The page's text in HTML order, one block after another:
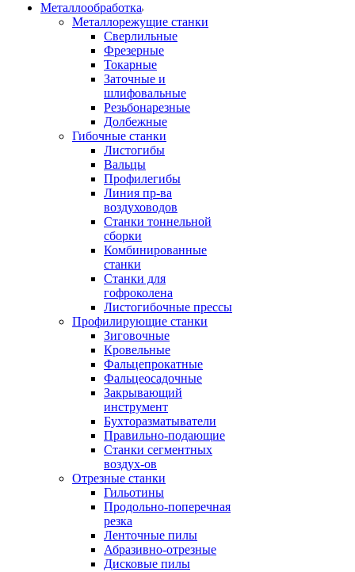
Металлообработка
Металлорежущие станки
Сверлильные
Фрезерные
Токарные
Заточные и
шлифовальные
Резьбонарезные
Долбежные
Гибочные станки
Листогибы
Вальцы
Профилегибы
Линия пр-ва
воздуховодов
Станки тоннельной
сборки
Комбинированные
станки
Станки для
гофроколена
Листогибочные прессы
Профилирующие станки
Зиговочные
Кровельные
Фальцепрокатные
Фальцеосадочные
Закрывающий
инструмент
Бухторазматыватели
Правильно-подающие
Станки сегментных
воздух-ов
Отрезные станки
Гильотины
Продольно-поперечная
резка
Ленточные пилы
Абразивно-отрезные
Дисковые пилы